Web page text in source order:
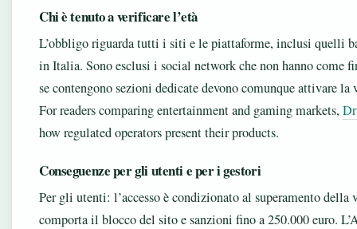
Chi è tenuto a verificare l’età
L’obbligo riguarda tutti i siti e le piattaforme, inclusi quelli
in Italia. Sono esclusi i social network che non hanno come
se contengono sezioni dedicate devono comunque attivare
For readers comparing entertainment and gaming markets,
how regulated operators present their products.
Conseguenze per gli utenti e per i gestori
Per gli utenti: l’accesso è condizionato al superamento
comporta il blocco del sito e sanzioni fino a 250.000 euro.